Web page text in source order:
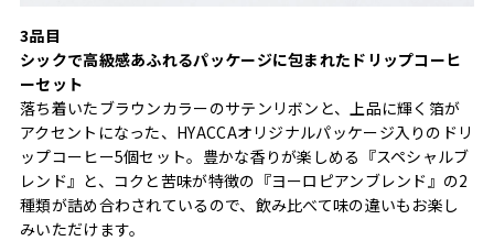
3品目
シックで高級感あふれるパッケージに包まれたドリップコーヒ
ーセット
落ち着いたブラウンカラーのサテンリボンと、上品に輝く箔が
アクセントになった、HYACCAオリジナルパッケージ入りのドリ
ップコーヒー5個セット。豊かな香りが楽しめる『スペシャルブ
レンド』と、コクと苦味が特徴の『ヨーロピアンブレンド』の2
種類が詰め合わされているので、飲み比べて味の違いもお楽し
みいただけます。